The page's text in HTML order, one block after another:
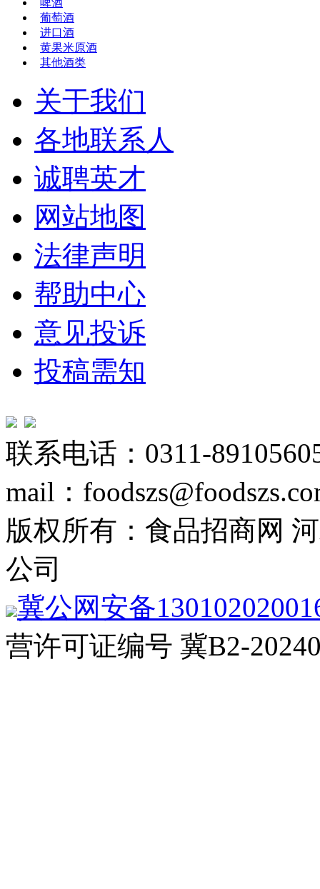
啤酒
葡萄酒
进口酒
黄果米原酒
其他酒类
关于我们
各地联系人
诚聘英才
网站地图
法律声明
帮助中心
意见投诉
投稿需知
联系电话：0311-
mail：
版权所有：食品招商网
公司
冀公网安备
营许可证编号 冀B2-